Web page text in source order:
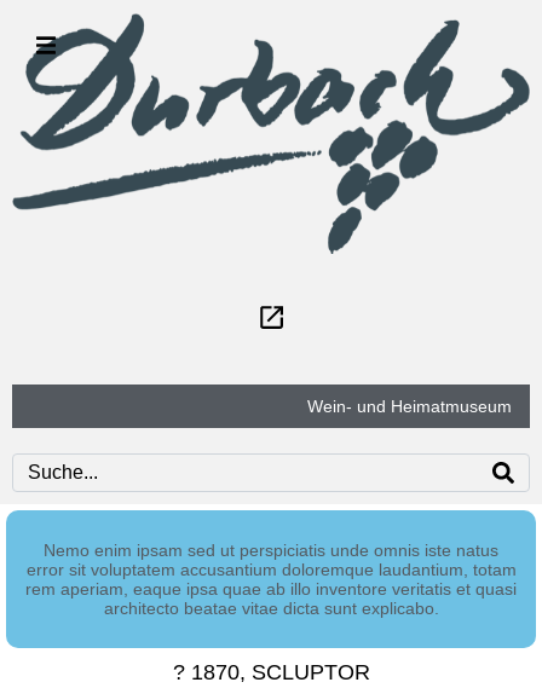
Wein- und Heimatmuseum
Nemo enim ipsam sed ut perspiciatis unde omnis iste natus
error sit voluptatem accusantium doloremque laudantium, totam
rem aperiam, eaque ipsa quae ab illo inventore veritatis et quasi
architecto beatae vitae dicta sunt explicabo.
? 1870, SCLUPTOR